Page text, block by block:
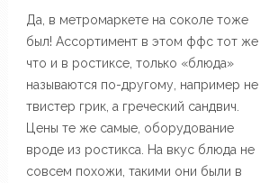
Да, в метромаркете на соколе тоже
был! Ассортимент в этом ффс тот же
что и в ростиксе, только «блюда»
называются по-другому, например не
твистер грик, а греческий сандвич.
Цены те же самые, оборудование
вроде из ростикса. На вкус блюда не
совсем похожи, такими они были в